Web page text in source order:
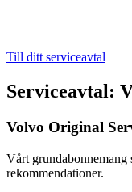
Till ditt serviceavtal
Serviceavtal:
Volvo Original
Vårt
rekommendationer.